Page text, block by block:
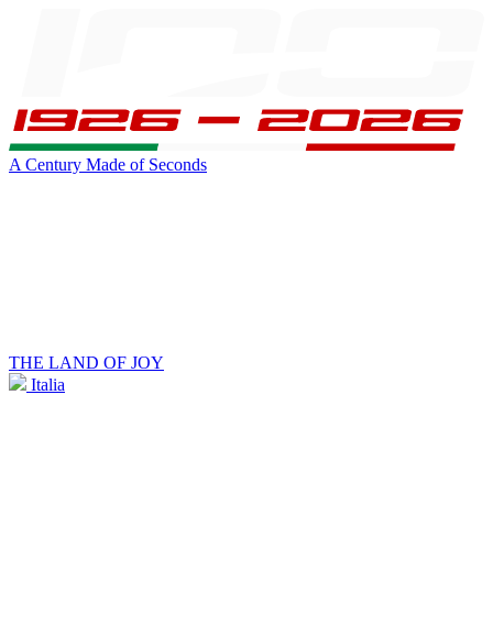
A Century Made of Seconds
THE LAND OF JOY
Italia